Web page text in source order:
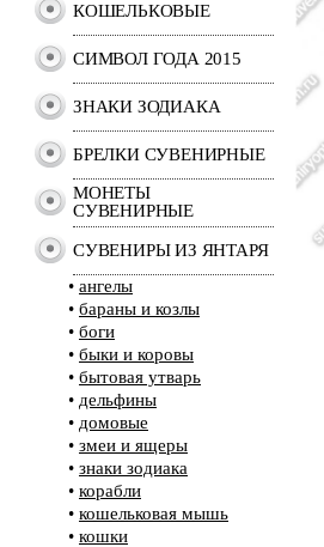
КОШЕЛЬКОВЫЕ
СИМВОЛ ГОДА 2015
ЗНАКИ ЗОДИАКА
БРЕЛКИ СУВЕНИРНЫЕ
МОНЕТЫ
СУВЕНИРНЫЕ
СУВЕНИРЫ ИЗ ЯНТАРЯ
• ангелы
• бараны и козлы
• боги
• быки и коровы
• бытовая утварь
• дельфины
• домовые
• змеи и ящеры
• знаки зодиака
• корабли
• кошельковая мышь
• кошки